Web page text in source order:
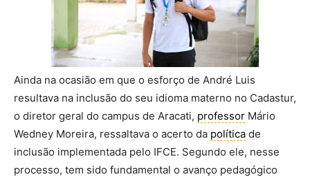
Ainda na ocasião em que o esforço de André Luis
resultava na inclusão do seu idioma materno no Cadastur,
o diretor geral do campus de Aracati, professor Mário
Wedney Moreira, ressaltava o acerto da política de
inclusão implementada pelo IFCE. Segundo ele, nesse
processo, tem sido fundamental o avanço pedagógico